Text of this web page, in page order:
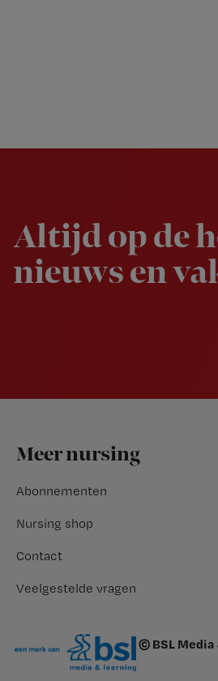
Altijd op de
nieuws en
Footer
Meer nursing
Abonnementen
Nursing shop
Contact
Veelgestelde vragen
© BSL Media